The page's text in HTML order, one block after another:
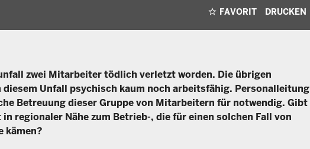
FAVORIT DRUCKEN
zwei Mitarbeiter tödlich verletzt worden. Die übrigen
Unfall psychisch kaum noch arbeitsfähig. Personalleitung
Betreuung dieser Gruppe von Mitarbeitern für notwendig. Gibt
regionaler Nähe zum Betrieb-, die für einen solchen Fall von
kämen?